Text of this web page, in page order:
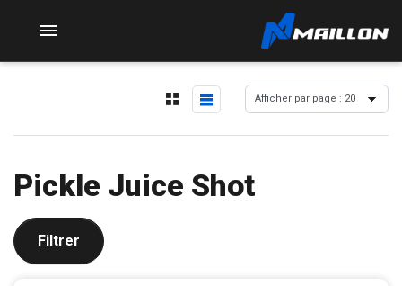

Pickle Juice Shot
Filtrer